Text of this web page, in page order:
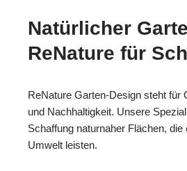
Natürlicher
ReNature für
ReNature Garten-Design steht für
und Nachhaltigkeit. Unsere
Schaffung naturnaher Flächen, die
Umwelt leisten.